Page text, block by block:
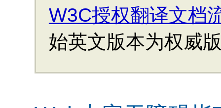
W3C授权翻译文档
始英文版本为权威